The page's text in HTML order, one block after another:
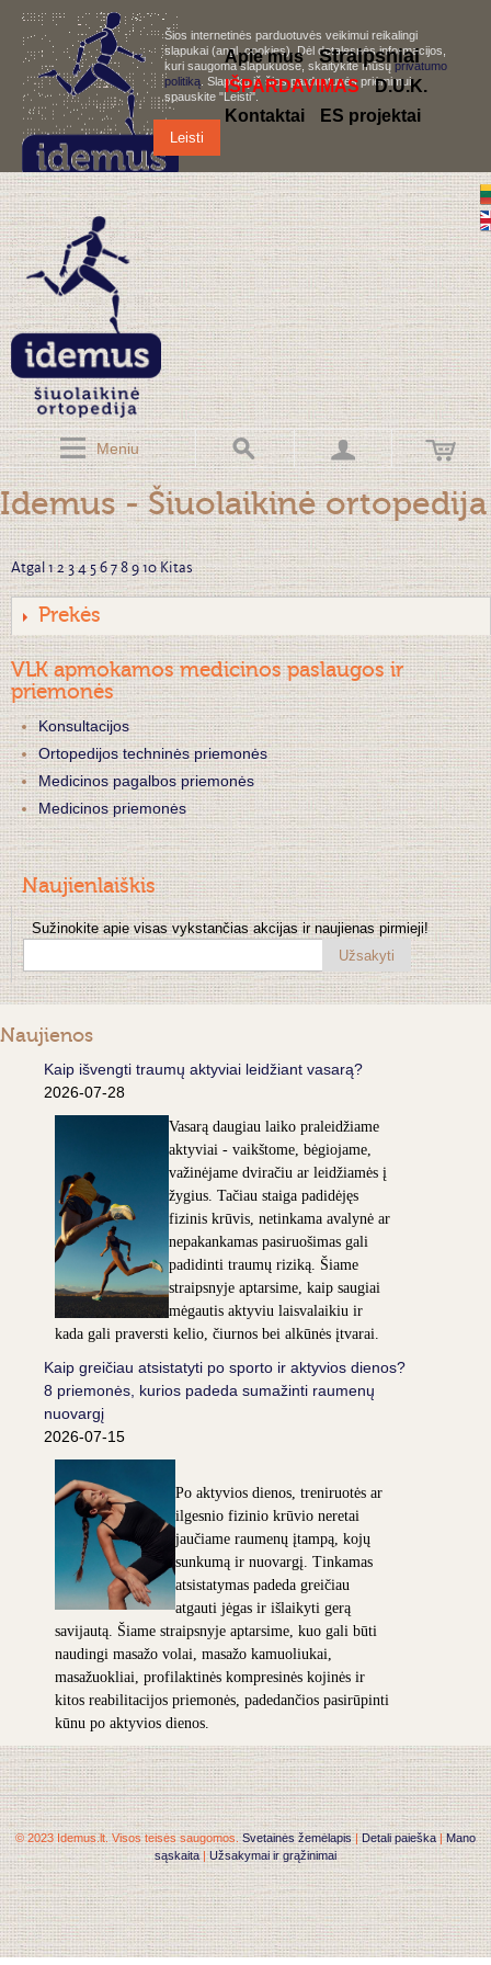
Šios internetinės parduotuvės veikimui reikalingi
slapukai (angl. cookies). Dėl detalesnės informacijos,
kuri saugoma slapukuose, skaitykite mūsųprivatumo
politiką . Slapukų iš šios parduotuvės priėmimui,
spauskite "Leisti".
Leisti
Meniu
Apie mus Straipsniai
IŠPARDAVIMAS
D.U.K.
Kontaktai
ES projektai
Idemus - Šiuolaikinė ortopedija
Atgal12345678910Kitas
Prekės
VLK apmokamos medicinos paslaugos ir
priemonės
Konsultacijos
Ortopedijos techninės priemonės
Medicinos pagalbos priemonės
Medicinos priemonės
Naujienlaiškis
Sužinokite apie visas vykstančias akcijas ir naujienas pirmieji!
Užsakyti
Naujienos
Kaip išvengti traumų aktyviai leidžiant vasarą?
2026-07-28
Vasarą daugiau laiko praleidžiame
aktyviai - vaikštome, bėgiojame,
važinėjame dviračiu ar leidžiamės į
žygius. Tačiau staiga padidėjęs
fizinis krūvis, netinkama avalynė ar
nepakankamas pasiruošimas gali
padidinti traumų riziką. Šiame
straipsnyje aptarsime, kaip saugiai
mėgautis aktyviu laisvalaikiu ir
kada gali praversti kelio, čiurnos bei alkūnės įtvarai.
Kaip greičiau atsistatyti po sporto ir aktyvios dienos?
8 priemonės, kurios padeda sumažinti raumenų
nuovargį
2026-07-15
Po aktyvios dienos, treniruotės ar
ilgesnio fizinio krūvio neretai
jaučiame raumenų įtampą, kojų
sunkumą ir nuovargį. Tinkamas
atsistatymas padeda greičiau
atgauti jėgas ir išlaikyti gerą
savijautą. Šiame straipsnyje aptarsime, kuo gali būti
naudingi masažo volai, masažo kamuoliukai,
masažuokliai, profilaktinės kompresinės kojinės ir
kitos reabilitacijos priemonės, padedančios pasirūpinti
kūnu po aktyvios dienos.
© 2023 Idemus.lt. Visos teisės saugomos.Svetainės žemėlapis|Detali paieška|Mano
sąskaita|Užsakymai ir grąžinimai